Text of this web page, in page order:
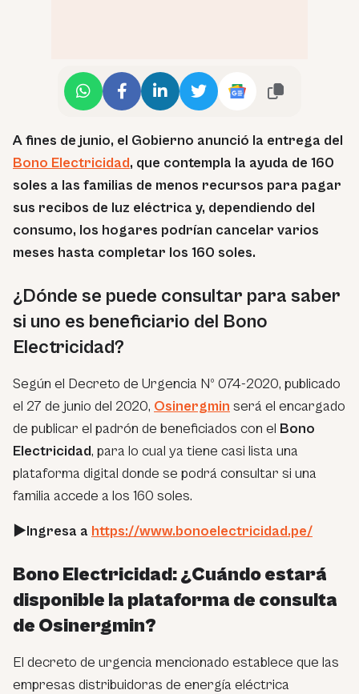
A fines de junio, el Gobierno anunció la entrega del
Bono Electricidad, que contempla la ayuda de 160
soles a las familias de menos recursos para pagar
sus recibos de luz eléctrica y, dependiendo del
consumo, los hogares podrían cancelar varios
meses hasta completar los 160 soles.
¿Dónde se puede consultar para saber
si uno es beneficiario del Bono
Electricidad?
Según el Decreto de Urgencia Nº 074-2020, publicado
el 27 de junio del 2020, Osinergmin será el encargado
de publicar el padrón de beneficiados con el Bono
Electricidad, para lo cual ya tiene casi lista una
plataforma digital donde se podrá consultar si una
familia accede a los 160 soles.
►Ingresa a https://www.bonoelectricidad.pe/
Bono Electricidad: ¿Cuándo estará
disponible la plataforma de consulta
de Osinergmin?
El decreto de urgencia mencionado establece que las
empresas distribuidoras de energía eléctrica